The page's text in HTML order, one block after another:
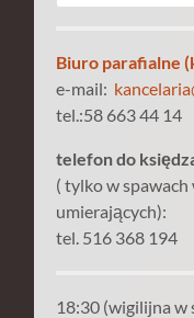
Biuro parafialne
e-mail:
tel.:58 663 44 14
telefon do
( tylko w
umierających):
tel. 516 368 194
18:30 (wigilijna w